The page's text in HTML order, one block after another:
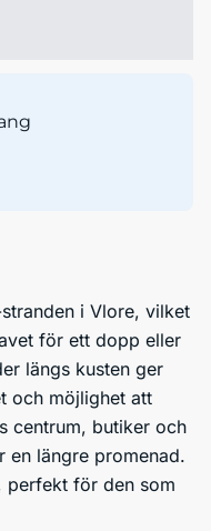
i Vlore, vilket
för ett dopp eller
längs kusten ger
och möjlighet att
centrum, butiker och
en längre promenad.
perfekt för den som